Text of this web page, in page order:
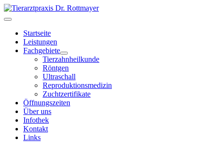
Startseite
Leistungen
Fachgebiete
Tierzahnheilkunde
Röntgen
Ultraschall
Reproduktionsmedizin
Zuchtzertifikate
Öffnungszeiten
Über uns
Infothek
Kontakt
Links